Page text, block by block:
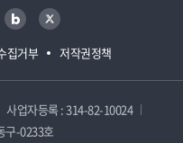
집거부 저작권정책
블로그 트위터
사업자등록 : 314-82-10024
구-0233호